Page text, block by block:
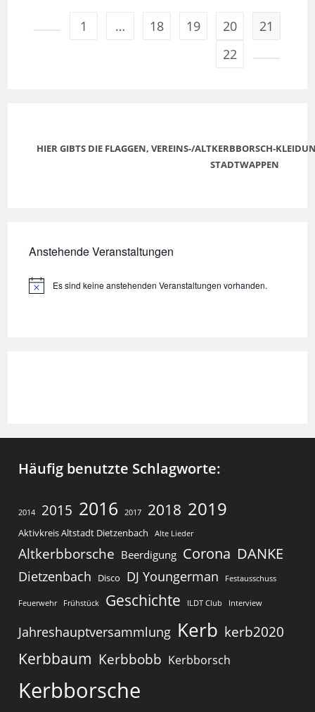
1 … 18 19 20
21
22
HIER GIBTS DIE FLAGGEN, VEREINS-/ALTKERBBORSCH-
STADTWAPPEN
Anstehende Veranstaltungen
H
Es sind keine anstehenden Veranstaltungen vorhanden.
Häufig benutzte Schlagworte:
2014 2015 2016 2017 2018 2019
Aktivkreis Altstadt Dietzenbach Alte Lieder
Altkerbborsche Beerdigung Corona DANKE
Dietzenbach Disco DJ Youngerman Festausschuss
Feuerwehr Frühstück Geschichte ILDT Club Interview
Jahreshauptversammlung Kerb kerb2020
Kerbbaum Kerbbobb Kerbborsch
Kerbborsche